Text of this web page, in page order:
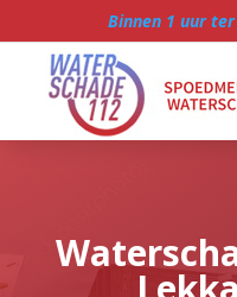
Binnen 1 uur